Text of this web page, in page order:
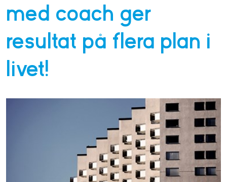
med coach ger
resultat på flera plan i
livet!